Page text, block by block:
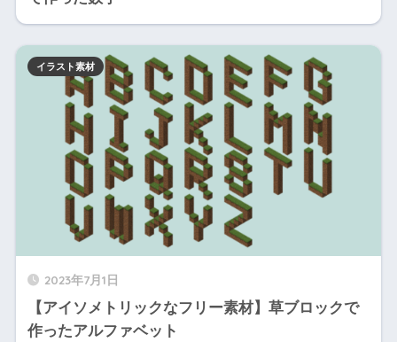
2023年7月1日
【アイソメトリックなフリー素材】草ブロックで
作ったアルファベット
イラスト素材